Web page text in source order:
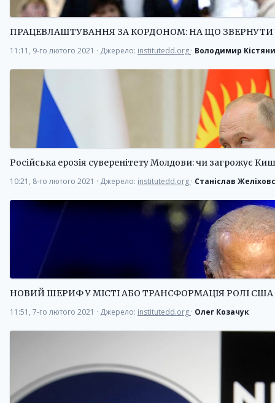
ПРАЦЕВЛАШТУВАННЯ ЗА КОРДОНОМ: НА ЩО ЗВЕРНУТИ
11:11, 9-го лютого 2021 · Джерело: institutedd.org · Володимир
Російська ерозія суверенітету Молдови: чи загрожує
10:21, 8-го лютого 2021 · Джерело: institutedd.org · Станіслав
НОВИЙ ШЕРИФ У МІСТІ АБО ТРАНСФОРМАЦІЯ РОЛІ
11:51, 7-го лютого 2021 · Джерело: institutedd.org · Олег Козачук